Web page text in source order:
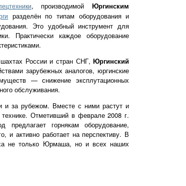
, производимойЮргинским
разделён по типам оборудования и
Это удобный инструмент для
Практически каждое оборудование
шахтах России и стран СНГ,Юргинский
зарубежных аналогов, юргинские
— снижение эксплутационных
обслуживания.
и за рубежом. Вместе с ними растут и
Отметивший в феврале 2008 г.
предлагает горнякам оборудование,
и активно работает на перспективу. В
не только Юрмаша, но и всех наших